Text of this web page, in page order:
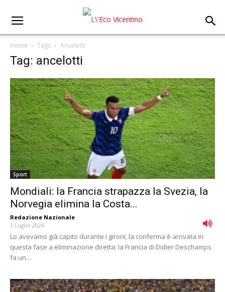
Home Tags Ancelotti
Tag: ancelotti
Sport
Mondiali: la Francia strapazza la Svezia, la
Norvegia elimina la Costa...
Redazione Nazionale -
1 Luglio 2026
Lo avevamo già capito durante i gironi, la conferma è arrivata in
questa fase a eliminazione diretta: la Francia di Didier Deschamps
fa un...